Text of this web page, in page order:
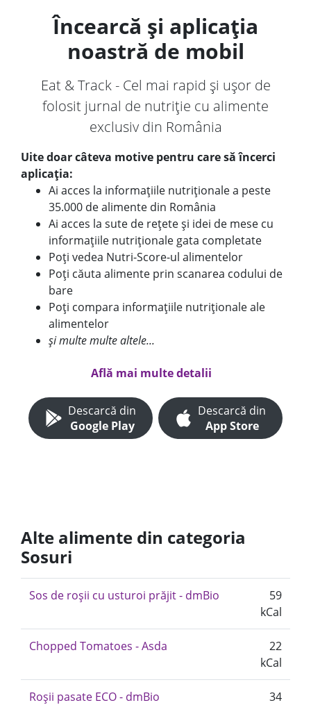
Încearcă și aplicația
noastră de mobil
Eat & Track - Cel mai rapid și ușor de
folosit jurnal de nutriție cu alimente
exclusiv din România
Uite doar câteva motive pentru care să încerci
aplicația:
Ai acces la informațiile nutriționale a peste
35.000 de alimente din România
Ai acces la sute de rețete și idei de mese cu
informațiile nutriționale gata completate
Poți vedea Nutri-Score-ul alimentelor
Poți căuta alimente prin scanarea codului de
bare
Poți compara informațiile nutriționale ale
alimentelor
și multe multe altele...
Află mai multe detalii
Descarcă din
Google Play
Descarcă din
App Store
Alte alimente din categoria
Sosuri
Sos de roșii cu usturoi prăjit - dmBio
59
kCal
Chopped Tomatoes - Asda
22
kCal
Roșii pasate ECO - dmBio
34